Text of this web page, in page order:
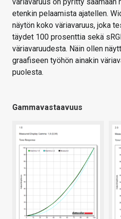
etenkin pelaamista ajatellen.
näytön koko väriavaruus, joka
täydet 100 prosenttia sekä
väriavaruudesta. Näin ollen
graafiseen työhön ainakin
puolesta.
Gammavastaavuus